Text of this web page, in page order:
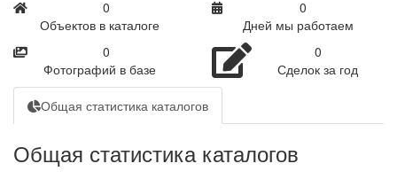
0
Объектов в каталоге
0
Дней мы работаем
0
Фотографий в базе
0
Сделок за год
Общая статистика каталогов
Общая статистика каталогов